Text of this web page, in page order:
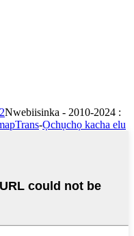
Nwebiisinka - 2010-2024 :
-Ọchụchọ kacha elu